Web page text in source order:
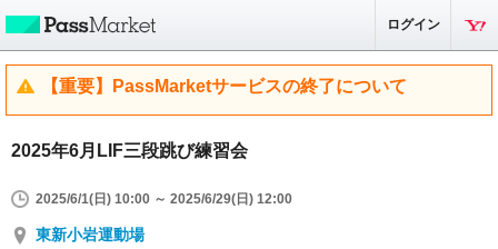
ログイン
【重要】PassMarketサービスの終了について
2025年6月LIF三段跳び練習会
2025/6/1(日) 10:00 ～ 2025/6/29(日) 12:00
東新小岩運動場